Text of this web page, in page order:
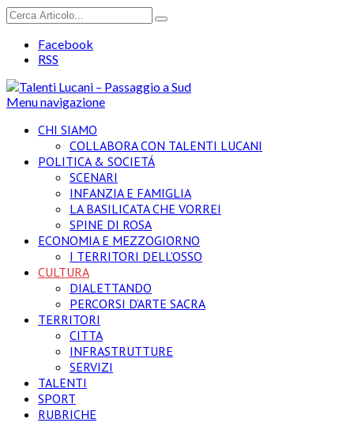
Facebook
RSS
Menu navigazione
CHI SIAMO
COLLABORA CON TALENTI LUCANI
POLITICA & SOCIETÁ
SCENARI
INFANZIA E FAMIGLIA
LA BASILICATA CHE VORREI
SPINE DI ROSA
ECONOMIA E MEZZOGIORNO
I TERRITORI DELL’OSSO
CULTURA
DIALETTANDO
PERCORSI D’ARTE SACRA
TERRITORI
CITTA
INFRASTRUTTURE
SERVIZI
TALENTI
SPORT
RUBRICHE